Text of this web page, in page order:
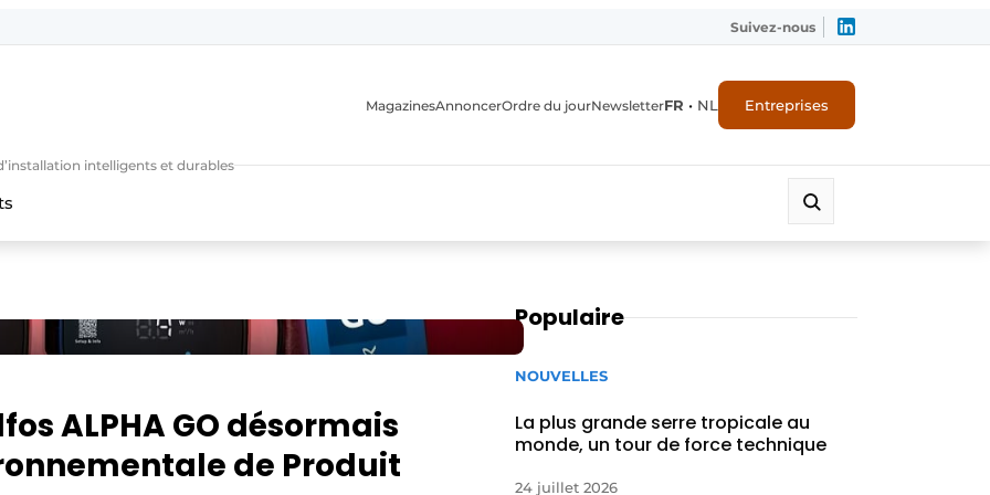
Suivez-nous
intelligents et durables
MagazinesAnnoncerOrdre du jourNewsletterFR • NL Entreprises
ALPHA GO désormais
de Produit
Populaire
NOUVELLES
La plus grande serre tropicale au
monde, un tour de force technique
24 juillet 2026